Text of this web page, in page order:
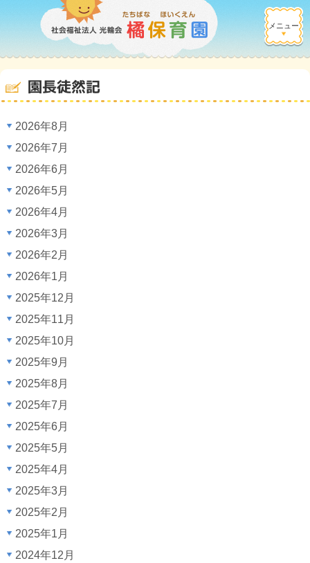
メニュー
園長徒然記
2026年8月
2026年7月
2026年6月
2026年5月
2026年4月
2026年3月
2026年2月
2026年1月
2025年12月
2025年11月
2025年10月
2025年9月
2025年8月
2025年7月
2025年6月
2025年5月
2025年4月
2025年3月
2025年2月
2025年1月
2024年12月